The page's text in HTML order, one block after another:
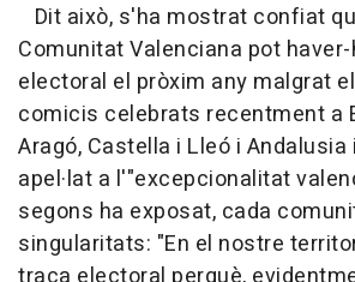
Dit això, s'ha mostrat confiat
Comunitat Valenciana pot
electoral el pròxim any malgrat
comicis celebrats recentment a
Aragó, Castella i Lleó i Andalusia
apel·lat a l'"excepcionalitat
segons ha exposat, cada
singularitats: "En el nostre